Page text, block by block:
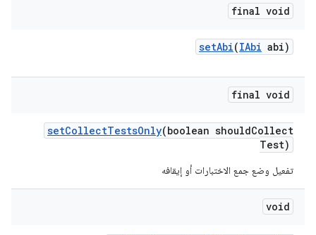
final void
setAbi(IAbi abi)
final void
setCollectTestsOnly(boolean shouldCollect
Test)
تفعيل وضع جمع الاختبارات أو إيقافه
void